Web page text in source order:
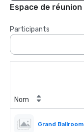
Espace de réunion
Participants
Nom
Grand Ballroom